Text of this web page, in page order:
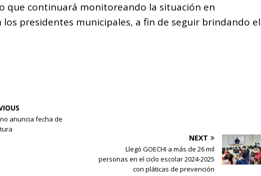
que continuará monitoreando la situación en
presidentes municipales, a fin de seguir brindando el
anuncia fecha de
NEXT
Llegó GOECHI a más de 26 mil
personas en el ciclo escolar 2024-2025
con pláticas de prevención